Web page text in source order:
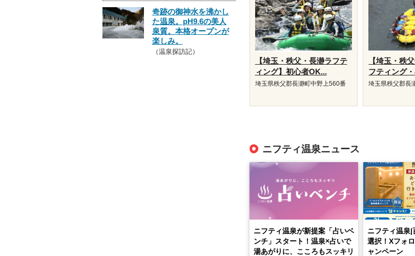
【埼玉・秩父・長瀞ラフテ
ィング】初心者OK...
埼玉県秩父郡長瀞町中野上560番
【埼玉・秩
フティング
埼玉県秩父郡長
ニフティ温泉ニュース
ニフティ温泉が新提案「占いベ
ンチ」スタート！温泉×占いで
湯あがりに、こころもスッキリ
ニフティ温泉|
選択！Xフォ
ャンペーン
奇跡の御神水を沸かし
た温泉。pH9.6の美人
泉質。本格オープンが
楽しみ。
（温泉探訪記）